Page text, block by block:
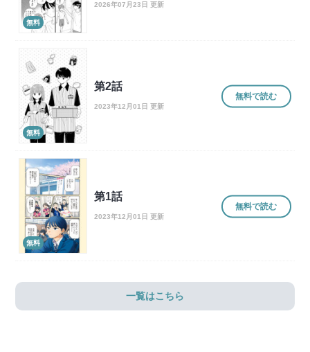
無料
2026年07月23日 更新
無料
第2話
2023年12月01日 更新
無料で読む
無料
第1話
2023年12月01日 更新
無料で読む
一覧はこちら